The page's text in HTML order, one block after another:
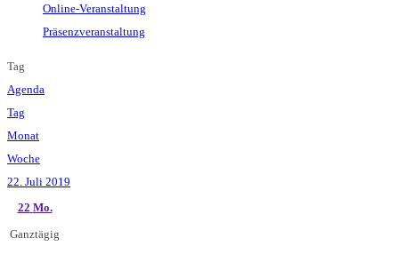
Online-Veranstaltung
Präsenzveranstaltung
Tag
Agenda
Tag
Monat
Woche
22. Juli 2019
22 Mo.
Ganztägig